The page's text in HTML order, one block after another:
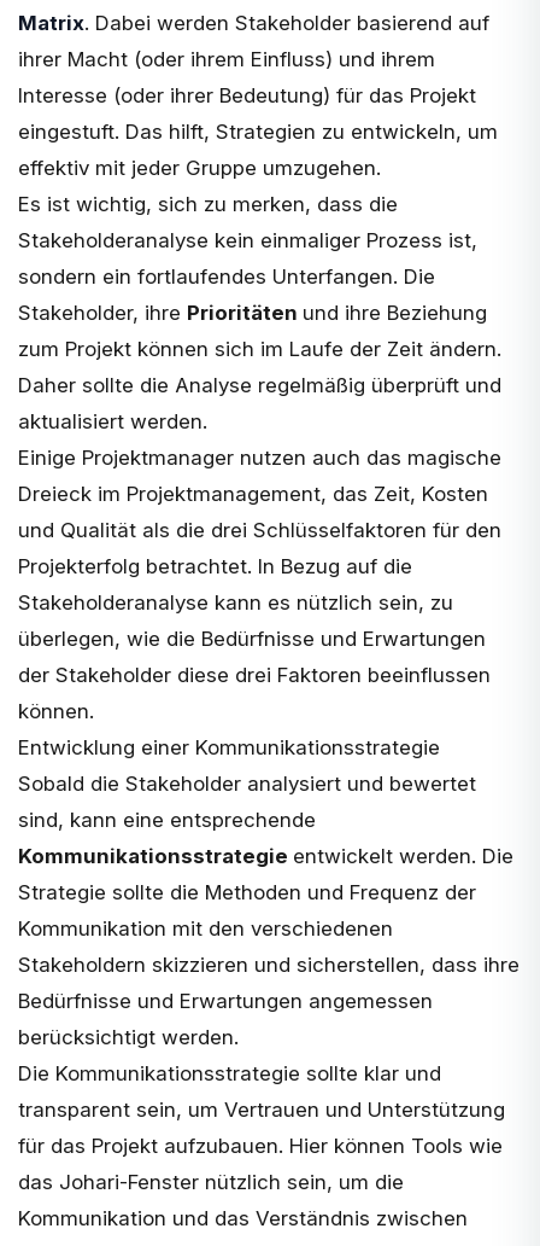
Matrix. Dabei werden Stakeholder basierend auf
ihrer Macht (oder ihrem Einfluss) und ihrem
Interesse (oder ihrer Bedeutung) für das Projekt
eingestuft. Das hilft, Strategien zu entwickeln, um
effektiv mit jeder Gruppe umzugehen.
Es ist wichtig, sich zu merken, dass die
Stakeholderanalyse kein einmaliger Prozess ist,
sondern ein fortlaufendes Unterfangen. Die
Stakeholder, ihre Prioritäten und ihre Beziehung
zum Projekt können sich im Laufe der Zeit ändern.
Daher sollte die Analyse regelmäßig überprüft und
aktualisiert werden.
Einige Projektmanager nutzen auch das magische
Dreieck im Projektmanagement, das Zeit, Kosten
und Qualität als die drei Schlüsselfaktoren für den
Projekterfolg betrachtet. In Bezug auf die
Stakeholderanalyse kann es nützlich sein, zu
überlegen, wie die Bedürfnisse und Erwartungen
der Stakeholder diese drei Faktoren beeinflussen
können.
Entwicklung einer Kommunikationsstrategie
Sobald die Stakeholder analysiert und bewertet
sind, kann eine entsprechende
Kommunikationsstrategie entwickelt werden. Die
Strategie sollte die Methoden und Frequenz der
Kommunikation mit den verschiedenen
Stakeholdern skizzieren und sicherstellen, dass ihre
Bedürfnisse und Erwartungen angemessen
berücksichtigt werden.
Die Kommunikationsstrategie sollte klar und
transparent sein, um Vertrauen und Unterstützung
für das Projekt aufzubauen. Hier können Tools wie
das Johari-Fenster nützlich sein, um die
Kommunikation und das Verständnis zwischen